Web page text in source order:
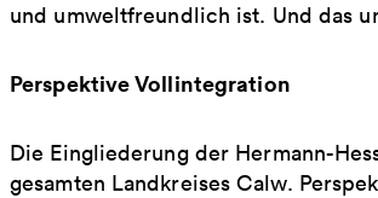
und umweltfreundlich ist. Und das
Perspektive Vollintegration
Die Eingliederung der Hermann-
gesamten Landkreises Calw.